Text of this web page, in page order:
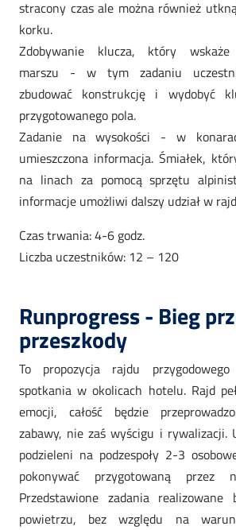
stracony czas ale można również
korku.
Zdobywanie klucza, który
marszu - w tym zadaniu
zbudować konstrukcję i wydobyć
przygotowanego pola.
Zadanie na wysokości - w
umieszczona informacja. Śmiałek,
na linach za pomocą sprzętu
informacje umożliwi dalszy udział w
Czas trwania: 4-6 godz.
Liczba uczestników: 12 – 120
Runprogress - Bieg
przeszkody
To propozycja rajdu
spotkania w okolicach hotelu. Rajd
emocji, całość będzie
zabawy, nie zaś wyścigu i rywalizacji.
podzieleni na podzespoły 2-3
pokonywać przygotowaną
Przedstawione zadania
powietrzu, bez względu na